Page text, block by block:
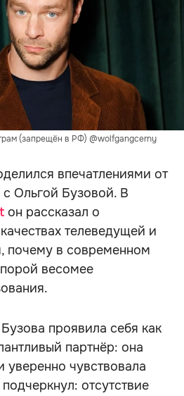
(запрещён в РФ) @wolfgangcerny
впечатлениями от
Ольгой Бузовой. В
он рассказал о
телеведущей и
почему в современном
весомее
проявила себя как
партнёр: она
уверенно чувствовала
отсутствие